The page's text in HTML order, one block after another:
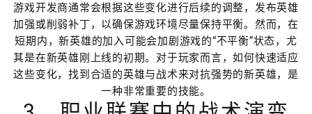
游戏开发商通常会根据这些变化进行后续的调整，发布英雄
加强或削弱补丁，以确保游戏环境尽量保持平衡。然而，在
短期内，新英雄的加入可能会加剧游戏的“不平衡”状态，尤
其是在新英雄刚上线的初期。对于玩家而言，如何快速适应
这些变化，找到合适的英雄与战术来对抗强势的新英雄，是
一种非常重要的技能。